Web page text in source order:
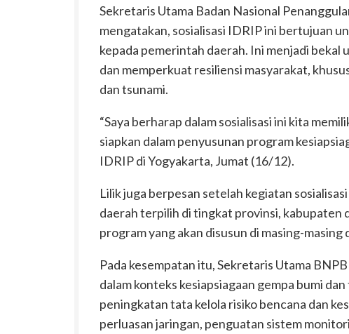
Sekretaris Utama Badan Nasional
mengatakan, sosialisasi IDRIP ini bertujuan
kepada pemerintah daerah. Ini menjadi bekal
dan memperkuat resiliensi masyarakat,
dan tsunami.
“Saya berharap dalam sosialisasi ini kita
siapkan dalam penyusunan program
IDRIP di Yogyakarta, Jumat (16/12).
Lilik juga berpesan setelah kegiatan
daerah terpilih di tingkat provinsi, kabupaten
program yang akan disusun di masing-masing
Pada kesempatan itu, Sekretaris Utama
dalam konteks kesiapsiagaan gempa bumi
peningkatan tata kelola risiko bencana dan
perluasan jaringan, penguatan sistem